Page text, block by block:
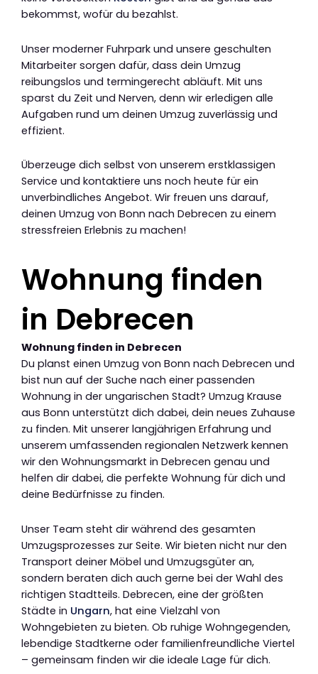
bekommst, wofür du bezahlst.
Unser moderner Fuhrpark und unsere geschulten
Mitarbeiter sorgen dafür, dass dein Umzug
reibungslos und termingerecht abläuft. Mit uns
sparst du Zeit und Nerven, denn wir erledigen alle
Aufgaben rund um deinen Umzug zuverlässig und
effizient.
Überzeuge dich selbst von unserem erstklassigen
Service und kontaktiere uns noch heute für ein
unverbindliches Angebot. Wir freuen uns darauf,
deinen Umzug von Bonn nach Debrecen zu einem
stressfreien Erlebnis zu machen!
Wohnung finden
in Debrecen
Wohnung finden in Debrecen
Du planst einen Umzug von Bonn nach Debrecen und
bist nun auf der Suche nach einer passenden
Wohnung in der ungarischen Stadt? Umzug Krause
aus Bonn unterstützt dich dabei, dein neues Zuhause
zu finden. Mit unserer langjährigen Erfahrung und
unserem umfassenden regionalen Netzwerk kennen
wir den Wohnungsmarkt in Debrecen genau und
helfen dir dabei, die perfekte Wohnung für dich und
deine Bedürfnisse zu finden.
Unser Team steht dir während des gesamten
Umzugsprozesses zur Seite. Wir bieten nicht nur den
Transport deiner Möbel und Umzugsgüter an,
sondern beraten dich auch gerne bei der Wahl des
richtigen Stadtteils. Debrecen, eine der größten
Städte in Ungarn, hat eine Vielzahl von
Wohngebieten zu bieten. Ob ruhige Wohngegenden,
lebendige Stadtkerne oder familienfreundliche Viertel
– gemeinsam finden wir die ideale Lage für dich.